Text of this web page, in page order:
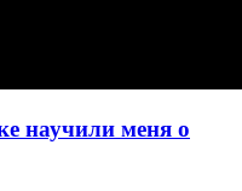
научили меня о